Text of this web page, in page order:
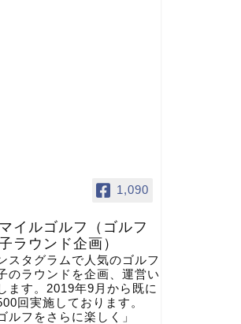
1,090
イルゴルフ（ゴルフ
ラウンド企画）
スタグラムで人気のゴルフ
のラウンドを企画、運営い
ます。2019年9月から既に
回実施しております。
ルフをさらに楽しく」